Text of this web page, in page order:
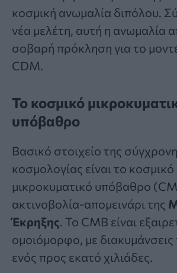
κοσμική ανωμαλία διπόλου.
νέα μελέτη, αυτή η ανωμαλία
σοβαρή πρόκληση για το
CDM.
Το κοσμικό
υπόβαθρο
Βασικό στοιχείο της
κοσμολογίας είναι το κοσμικό
μικροκυματικό υπόβαθρο
ακτινοβολία-απομεινάρι της
Έκρηξης. Το CMB είναι
ομοιόμορφο, με διακυμάνσεις
ενός προς εκατό χιλιάδες.